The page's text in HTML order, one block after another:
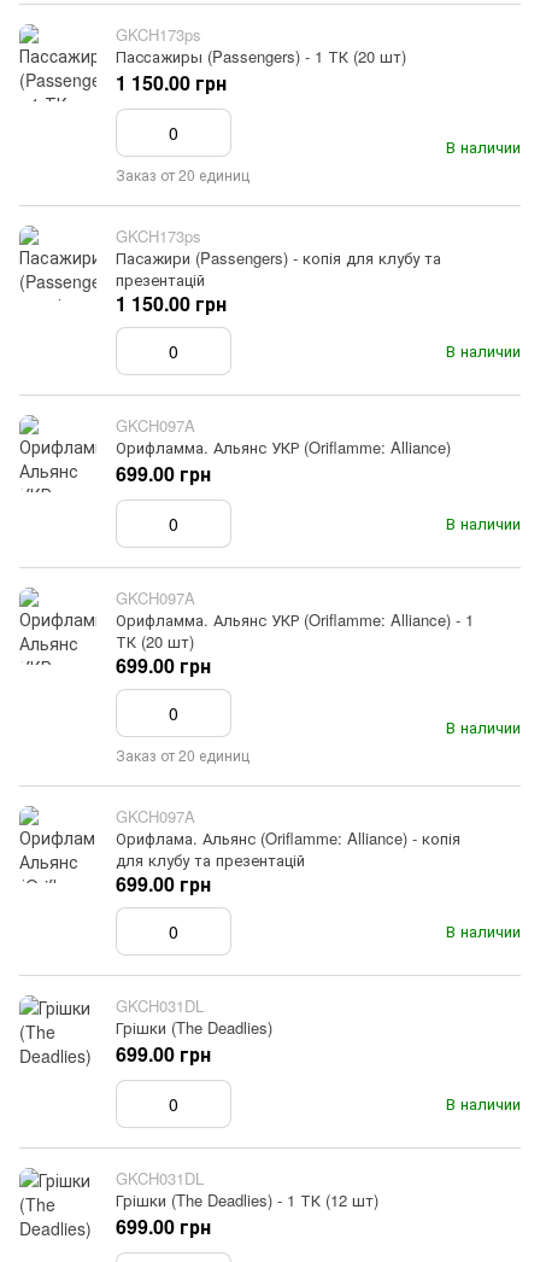
GKCH173ps
Пасcажиры (Passengers) - 1 ТК (20 шт)
В наличии
1 150.00 грн
Заказ от 20 единиц
GKCH173ps
Пасажири (Passengers) - копія для клубу та
презентацій
В наличии
1 150.00 грн
GKCH097A
Орифламма. Альянс УКР (Oriflamme: Alliance)
В наличии
699.00 грн
GKCH097A
Орифламма. Альянс УКР (Oriflamme: Alliance) - 1
ТК (20 шт)
В наличии
699.00 грн
Заказ от 20 единиц
GKCH097A
Орифлама. Альянс (Oriflamme: Alliance) - копія
для клубу та презентацій
В наличии
699.00 грн
GKCH031DL
Грішки (The Deadlies)
В наличии
699.00 грн
GKCH031DL
Грішки (The Deadlies) - 1 ТК (12 шт)
699.00 грн